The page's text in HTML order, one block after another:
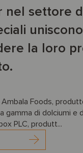
nel settore
la loro
Ambala Foods,
gamma di dolciumi e
PLC, produtt...